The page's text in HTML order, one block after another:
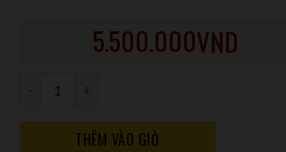
5.500.000VND
THÊM VÀO GIỎ